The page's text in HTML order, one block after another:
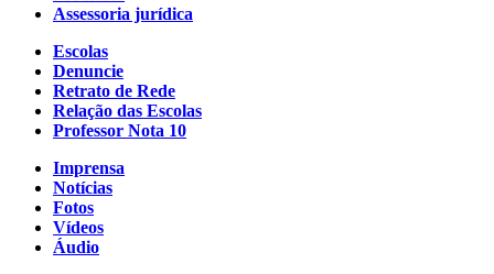
Assessoria jurídica
Escolas
Denuncie
Retrato de Rede
Relação das Escolas
Professor Nota 10
Imprensa
Notícias
Fotos
Vídeos
Áudio